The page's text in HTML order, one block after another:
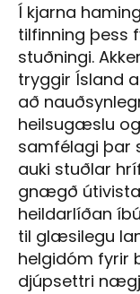
Í kjarna
tilfinning þess
stuðningi.
tryggir Ísland
að
heilsugæslu
samfélagi þar
auki stuðlar
gnægð
heildarlíðan
til glæsilegu
helgidóm fyrir
djúpsettri